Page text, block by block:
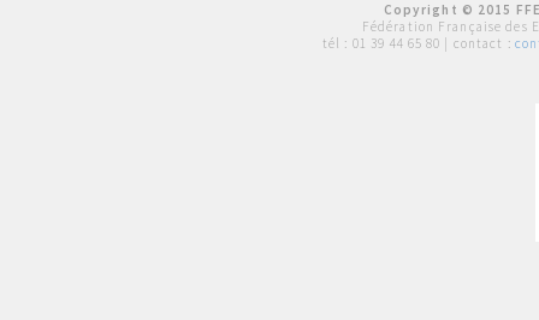
Copyright © 2015
Fédération Française des
tél : 01 39 44 65 80 | contact :